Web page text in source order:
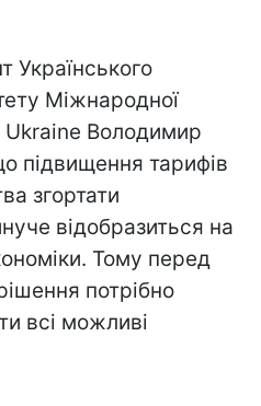
Українського
Міжнародної
Ukraine Володимир
підвищення тарифів
згортати
відобразиться на
Тому перед
потрібно
всі можливі